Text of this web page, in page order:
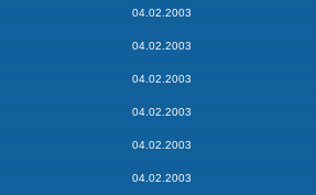
04.02.2003
04.02.2003
04.02.2003
04.02.2003
04.02.2003
04.02.2003